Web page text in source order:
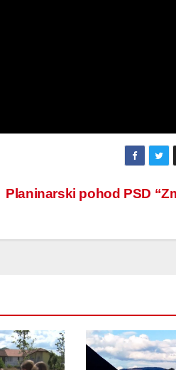
Planinarski pohod PSD